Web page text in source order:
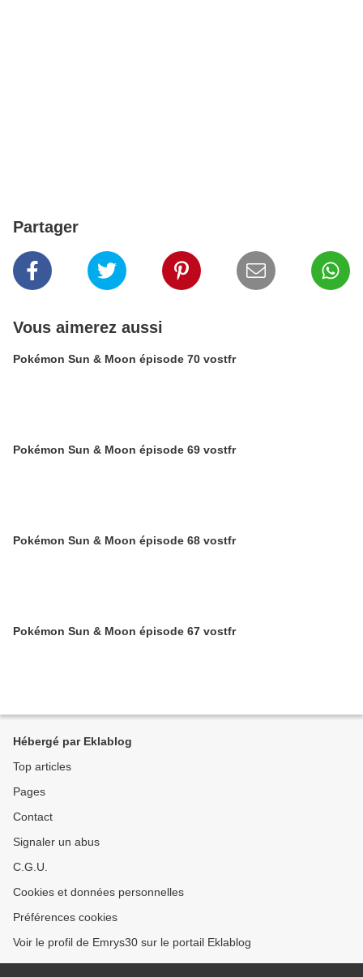
Partager
Vous aimerez aussi
Pokémon Sun & Moon épisode 70 vostfr
Pokémon Sun & Moon épisode 69 vostfr
Pokémon Sun & Moon épisode 68 vostfr
Pokémon Sun & Moon épisode 67 vostfr
Hébergé par Eklablog
Top articles
Pages
Contact
Signaler un abus
C.G.U.
Cookies et données personnelles
Préférences cookies
Voir le profil de Emrys30 sur le portail Eklablog